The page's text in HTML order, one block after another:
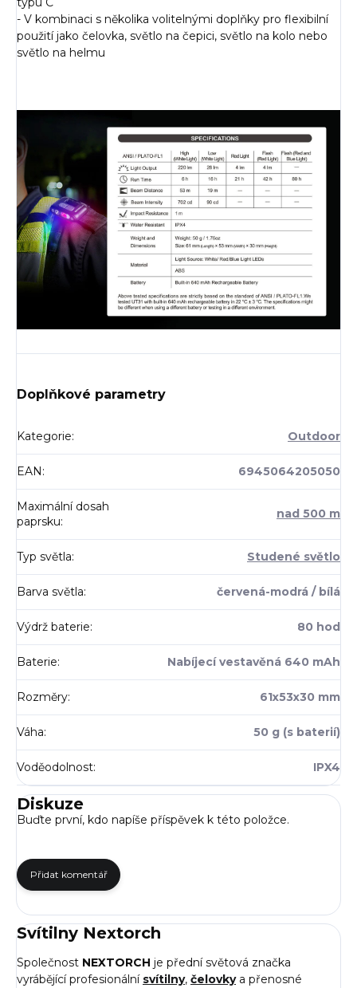
- V kombinaci s několika volitelnými doplňky pro flexibilní
použití jako čelovka, světlo na čepici, světlo na kolo nebo
světlo na helmu
Doplňkové parametry
Kategorie: Outdoor
EAN: 6945064205050
Maximální dosah
paprsku:
nad 500 m
Typ světla: Studené světlo
Barva světla: červená-modrá / bílá
Výdrž baterie: 80 hod
Baterie: Nabíjecí vestavěná 640 mAh
Rozměry: 61x53x30 mm
Váha: 50 g (s baterií)
Voděodolnost: IPX4
Diskuze
Buďte první, kdo napíše příspěvek k této položce.
Přidat komentář
Svítilny Nextorch
Společnost NEXTORCH je přední světová značka
vyrábějící profesionální svítilny, čelovkya přenosné